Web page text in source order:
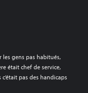
gens pas habitués,
était chef de service,
pas des handicaps